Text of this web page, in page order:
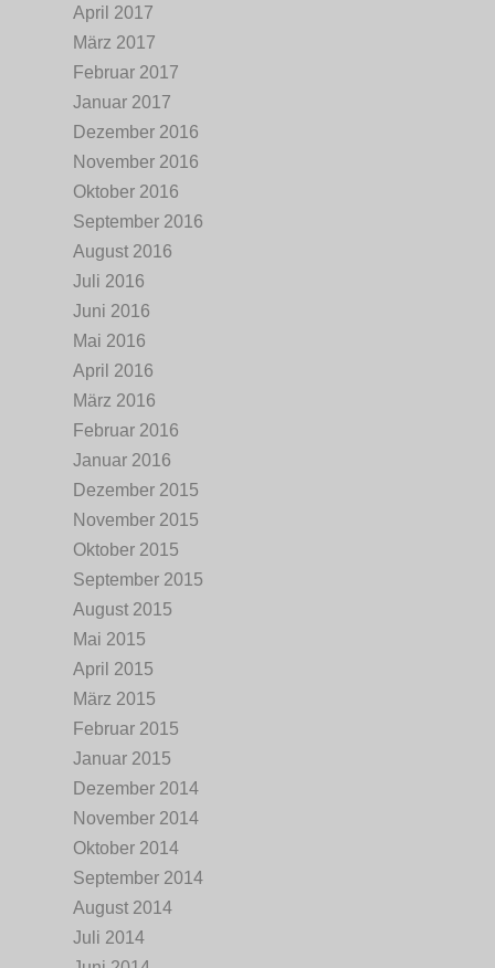
April 2017
März 2017
Februar 2017
Januar 2017
Dezember 2016
November 2016
Oktober 2016
September 2016
August 2016
Juli 2016
Juni 2016
Mai 2016
April 2016
März 2016
Februar 2016
Januar 2016
Dezember 2015
November 2015
Oktober 2015
September 2015
August 2015
Mai 2015
April 2015
März 2015
Februar 2015
Januar 2015
Dezember 2014
November 2014
Oktober 2014
September 2014
August 2014
Juli 2014